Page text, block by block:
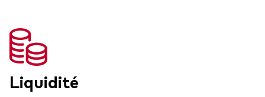
Répartition d'actifs
Investissement axé sur les dividendes
FNB factoriels
Principes fondamentaux des FNB
Outil de comparaison des fonds
Liquidité